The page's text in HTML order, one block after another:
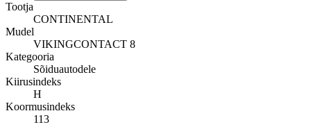
Tootja
CONTINENTAL
Mudel
VIKINGCONTACT 8
Kategooria
Sõiduautodele
Kiirusindeks
H
Koormusindeks
113